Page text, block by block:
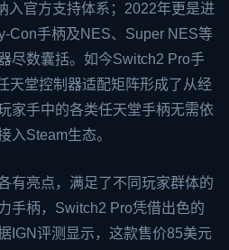
入官方支持体系；2022年更是进
Con手柄及NES、Super NES等
尽数囊括。如今Switch2 Pro手
天堂控制器适配矩阵形成了从经
家手中的各类任天堂手柄无需依
入Steam生态。
有亮点，满足了不同玩家群体的
手柄，Switch2 Pro凭借出色的
IGN评测显示，这款售价85美元